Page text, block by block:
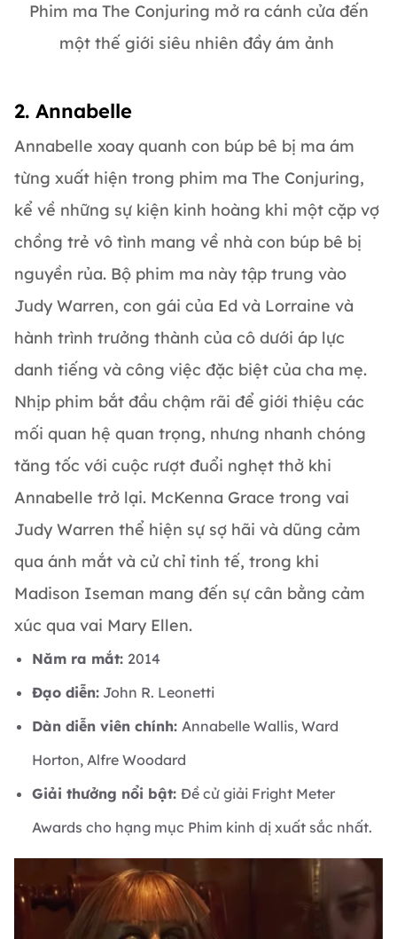
Phim ma The Conjuring mở ra cánh cửa đến
một thế giới siêu nhiên đầy ám ảnh
2. Annabelle
Annabelle xoay quanh con búp bê bị ma ám
từng xuất hiện trong phim ma The Conjuring,
kể về những sự kiện kinh hoàng khi một cặp vợ
chồng trẻ vô tình mang về nhà con búp bê bị
nguyền rủa. Bộ phim ma này tập trung vào
Judy Warren, con gái của Ed và Lorraine và
hành trình trưởng thành của cô dưới áp lực
danh tiếng và công việc đặc biệt của cha mẹ.
Nhịp phim bắt đầu chậm rãi để giới thiệu các
mối quan hệ quan trọng, nhưng nhanh chóng
tăng tốc với cuộc rượt đuổi nghẹt thở khi
Annabelle trở lại. McKenna Grace trong vai
Judy Warren thể hiện sự sợ hãi và dũng cảm
qua ánh mắt và cử chỉ tinh tế, trong khi
Madison Iseman mang đến sự cân bằng cảm
xúc qua vai Mary Ellen.
Năm ra mắt: 2014
Đạo diễn: John R. Leonetti
Dàn diễn viên chính: Annabelle Wallis, Ward
Horton, Alfre Woodard
Giải thưởng nổi bật: Đề cử giải Fright Meter
Awards cho hạng mục Phim kinh dị xuất sắc nhất.